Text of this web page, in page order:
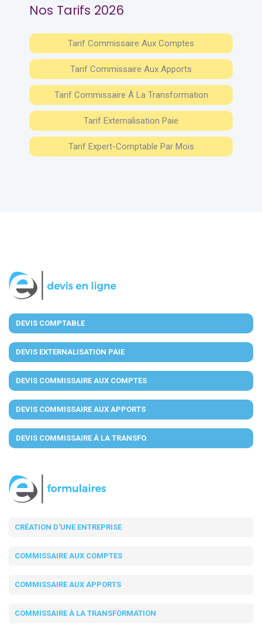
Nos Tarifs 2026
Tarif Commissaire Aux Comptes
Tarif Commissaire Aux Apports
Tarif Commissaire À La Transformation
Tarif Externalisation Paie
Tarif Expert-Comptable Par Mois
DEVIS COMPTABLE
DEVIS EXTERNALISATION PAIE
DEVIS COMMISSAIRE AUX COMPTES
DEVIS COMMISSAIRE AUX APPORTS
DEVIS COMMISSAIRE À LA TRANSFO.
CRÉATION D'UNE ENTREPRISE
COMMISSAIRE AUX COMPTES
COMMISSAIRE AUX APPORTS
COMMISSAIRE À LA TRANSFORMATION